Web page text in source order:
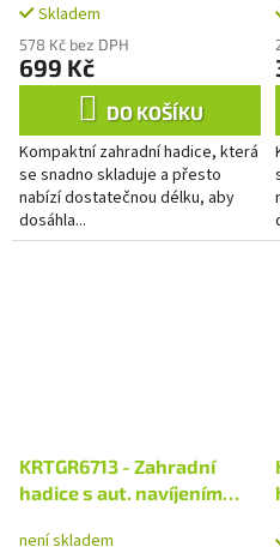
Skladem
578 Kč bez DPH
699 Kč
DO KOŠÍKU
Kompaktní zahradní hadice, která
se snadno skladuje a přesto
nabízí dostatečnou délku, aby
dosáhla...
KRTGR6713 - Zahradní
hadice s aut. navíjením
není skladem